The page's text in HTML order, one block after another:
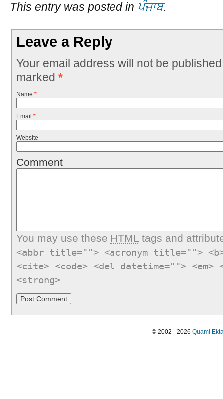
This entry was posted in ਪੰਜਾਬ.
Leave a Reply
Your email address will not be
marked *
Name *
Email *
Website
Comment
You may use these HTMLtags and
<abbr title=""> <acronym title="">
<cite> <code> <del datetime="">
<strong>
© 2002 - 2026 Quami